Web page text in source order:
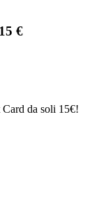
€
da soli 15€!